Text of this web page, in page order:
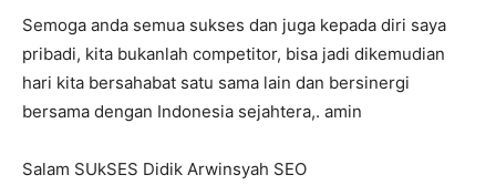
Semoga anda semua sukses dan juga kepada diri saya
pribadi, kita bukanlah competitor, bisa jadi dikemudian
hari kita bersahabat satu sama lain dan bersinergi
bersama dengan Indonesia sejahtera,. amin
Salam SUkSES Didik Arwinsyah SEO